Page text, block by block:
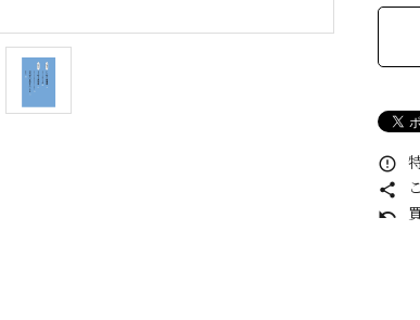
error_outline
share
undo